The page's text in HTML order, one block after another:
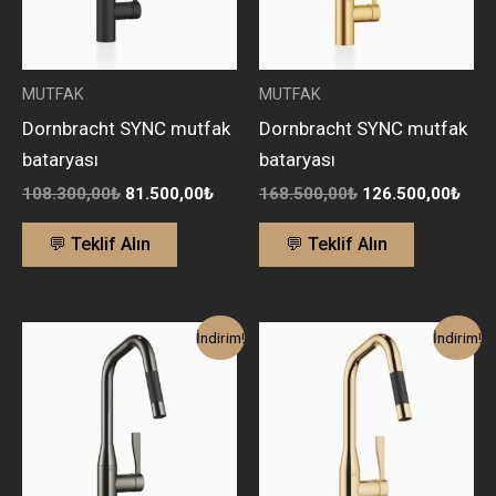
MUTFAK
Dornbracht SYNC mutfak
bataryası
108.300,00₺ 81.500,00₺
💬 Teklif Alın
MUTFAK
Dornbracht SYNC mutfak
bataryası
168.500,00₺ 126.500,00₺
💬 Teklif Alın
İndirim!
Orijinal
fiyat:
120.300,00₺.
Şu
andaki
İndirim!
Orijinal
fiyat:
168.500,00₺.
Şu